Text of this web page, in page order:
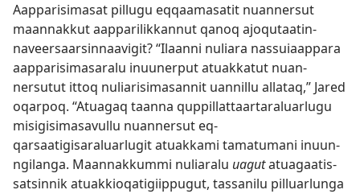
Aap­parisimasat pil­lugu eq­qaamasatit nuan­nersut
maan­nak­kut aap­parilik­kan­nut qanoq ajoqutaatin­
naveersaarsin­naavigit? “Ilaan­ni nuliara nas­suiaap­para
aap­parisimasaralu inuuner­put atuak­katut nuan­
nersutut it­toq nuliarisimasan­nit uan­nil­lu al­lataq,” Jared
oqar­poq. “Atuagaq taan­na qup­pil­lat­taar­taraluarlugu
misigisimasavul­lu nuan­nersut eq­
qarsaatigisaraluarlugit atuak­kami tamatumani inuun­
ngilanga. Maan­nak­kum­mi nuliaralu uagutatuagaatis­
satsin­nik atuak­kioqatigiip­pugut, tas­sanilu pil­luarlunga